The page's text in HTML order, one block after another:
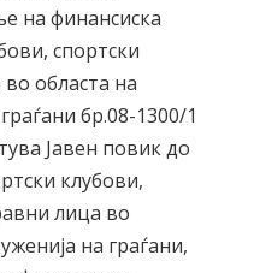
на финансиска
спортски
областа на
бр.08-1300/1
Јавен повик до
клубови,
лица во
на граѓани,